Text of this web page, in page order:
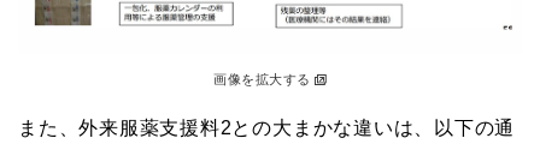
画像を拡大する
また、外来服薬支援料2との大まかな違いは、以下の通